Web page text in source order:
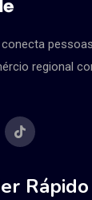
regional
Rápido